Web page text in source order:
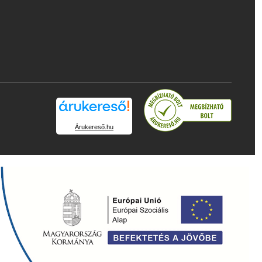
Árukereső.hu